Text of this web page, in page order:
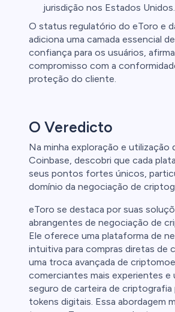
jurisdição nos Estados Unidos.
O status regulatório do eToro e
adiciona uma camada essencial
confiança para os usuários,
compromisso com a
proteção do cliente.
O Veredicto
Na minha exploração e utilização
Coinbase, descobri que cada
seus pontos fortes únicos,
domínio da negociação de
eToro se destaca por suas
abrangentes de negociação de
Ele oferece uma plataforma de
intuitiva para compras diretas de
uma troca avançada de
comerciantes mais experientes e
seguro de carteira de criptografia
tokens digitais. Essa abordagem